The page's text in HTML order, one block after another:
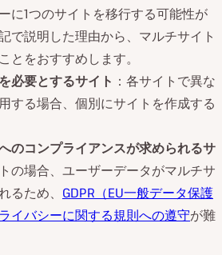
に1つのサイトを移行する可能性が
で説明した理由から、マルチサイト
とをおすすめします。
必要とするサイト ：各サイトで異な
する場合、個別にサイトを作成する
のコンプライアンスが求められるサ
の場合、ユーザーデータがマルチサ
るため、 GDPR（EU一般データ保護
イバシーに関する規則への遵守が難